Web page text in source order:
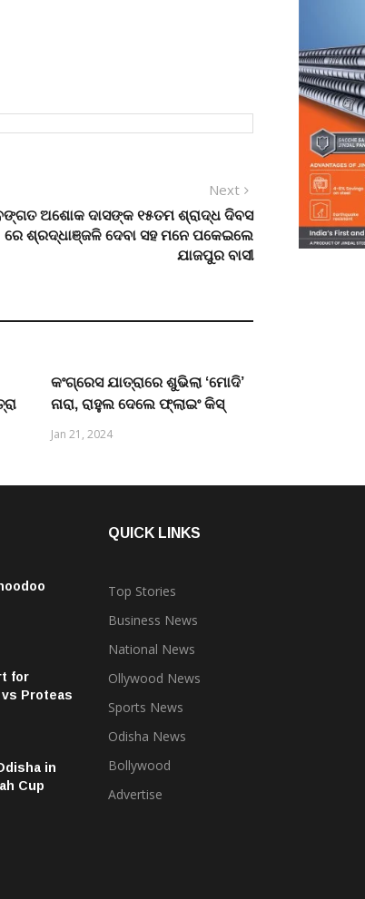
Next
post:
ଅଶୋକ ଦାସଙ୍କ ୧୫ତମ ଶ୍ରାଦ୍ଧ ଦିବସ
ରେ ଶ୍ରଦ୍ଧାଞ୍ଜଳି ଦେବା ସହ ମନେ ପକେଇଲେ
ଯାଜପୁର ବାସୀ
କଂଗ୍ରେସ ଯାତ୍ରାରେ ଶୁଭିଲା ‘ମୋଦି’
ନାରା, ରାହୁଲ ଦେଲେ ଫ୍ଲାଇଂ କିସ୍
Jan 21, 2024
for
Proteas
in
Cup
QUICK LINKS
Top Stories
Business News
National News
Ollywood News
Sports News
Odisha News
Bollywood
Advertise